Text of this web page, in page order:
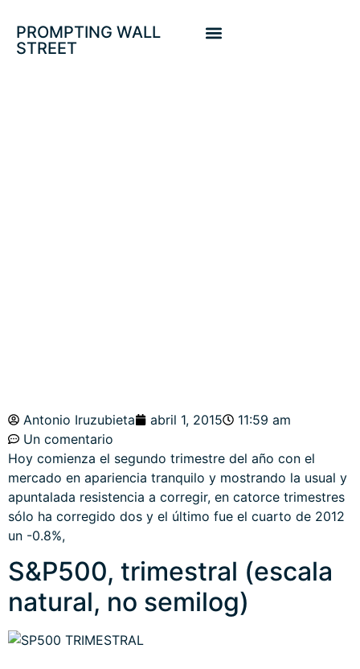
PROMPTING WALL
STREET
Antonio Iruzubieta abril 1, 2015
11:59 am
Un comentario
Hoy comienza el segundo trimestre del año con el
mercado en apariencia tranquilo y mostrando la usual y
apuntalada resistencia a corregir, en catorce trimestres
sólo ha corregido dos y el último fue el cuarto de 2012
un -0.8%,
S&P500, trimestral (escala
natural, no semilog)